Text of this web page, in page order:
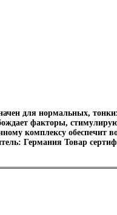
для нормальных,
факторы,
комплексу
Германия Товар